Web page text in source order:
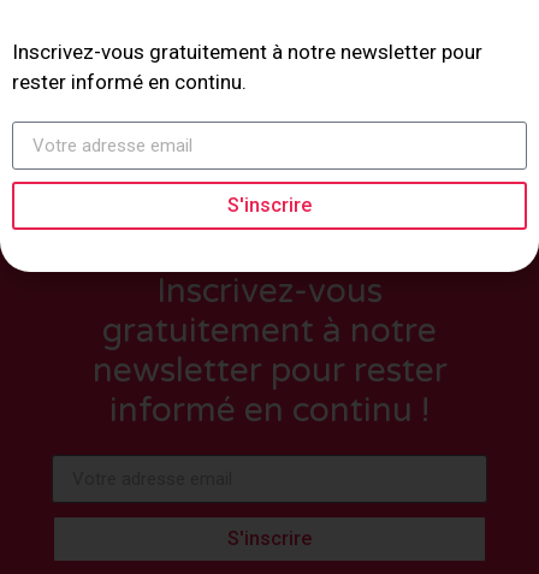
Inscrivez-vous
gratuitement à notre
newsletter pour rester
informé en continu !
S'inscrire
Inscrivez-vous gratuitement à notre newsletter pour
rester informé en continu.
S'inscrire